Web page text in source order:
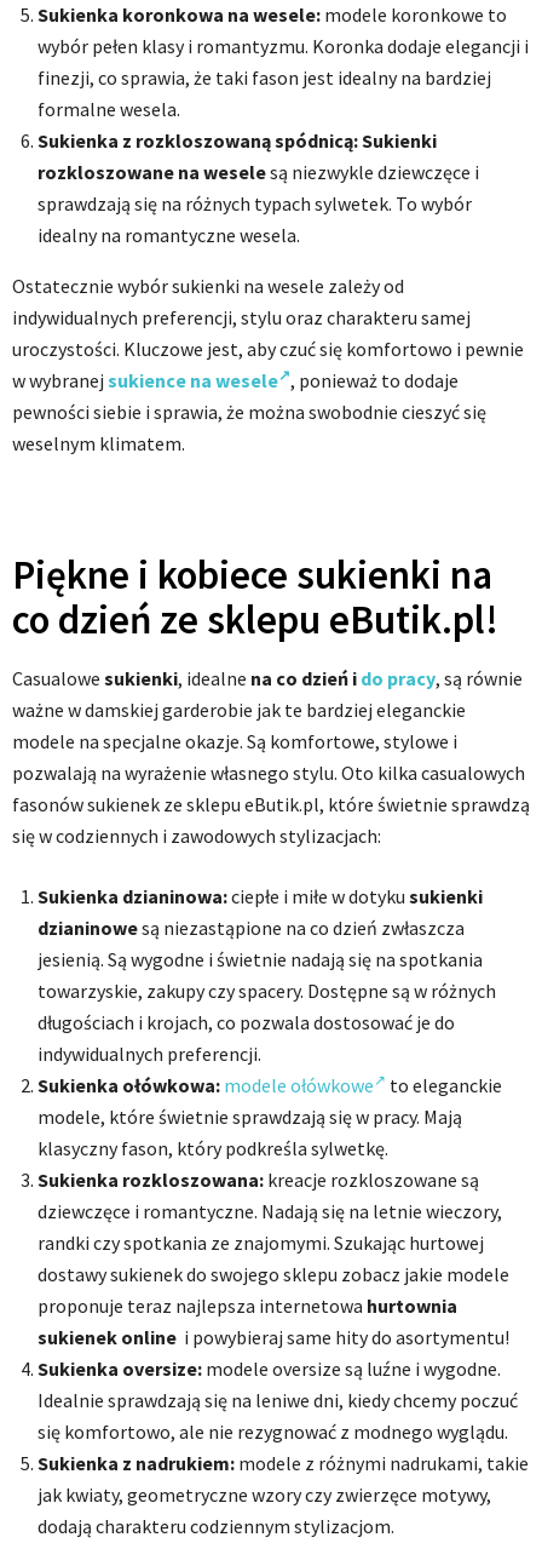
Sukienka koronkowa na wesele: modele koronkowe to
wybór pełen klasy i romantyzmu. Koronka dodaje elegancji i
finezji, co sprawia, że taki fason jest idealny na bardziej
formalne wesela.
Sukienka z rozkloszowaną spódnicą:Sukienki
rozkloszowane na weselesą niezwykle dziewczęce i
sprawdzają się na różnych typach sylwetek. To wybór
idealny na romantyczne wesela.
Ostatecznie wybór sukienki na wesele zależy od
indywidualnych preferencji, stylu oraz charakteru samej
uroczystości. Kluczowe jest, aby czuć się komfortowo i pewnie
w wybranej sukience na wesele , ponieważ to dodaje
pewności siebie i sprawia, że można swobodnie cieszyć się
weselnym klimatem.
Piękne i kobiece sukienki na
co dzień ze sklepu eButik.pl!
Casualowe sukienki, idealne na co dzień i do pracy, są równie
ważne w damskiej garderobie jak te bardziej eleganckie
modele na specjalne okazje. Są komfortowe, stylowe i
pozwalają na wyrażenie własnego stylu. Oto kilka casualowych
fasonów sukienek ze sklepu eButik.pl, które świetnie sprawdzą
się w codziennych i zawodowych stylizacjach:
Sukienka dzianinowa:ciepłe i miłe w dotyku sukienki
dzianinowesą niezastąpione na co dzień zwłaszcza
jesienią. Są wygodne i świetnie nadają się na spotkania
towarzyskie, zakupy czy spacery. Dostępne są w różnych
długościach i krojach, co pozwala dostosować je do
indywidualnych preferencji.
Sukienka ołówkowa: modele ołówkowe
to eleganckie
modele, które świetnie sprawdzają się w pracy. Mają
klasyczny fason, który podkreśla sylwetkę.
Sukienka rozkloszowana: kreacje rozkloszowane są
dziewczęce i romantyczne. Nadają się na letnie wieczory,
randki czy spotkania ze znajomymi. Szukając hurtowej
dostawy sukienek do swojego sklepu zobacz jakie modele
proponuje teraz najlepsza internetowa hurtownia
sukienek online i powybieraj same hity do asortymentu!
Sukienka oversize: modele oversize są luźne i wygodne.
Idealnie sprawdzają się na leniwe dni, kiedy chcemy poczuć
się komfortowo, ale nie rezygnować z modnego wyglądu.
Sukienka z nadrukiem: modele z różnymi nadrukami, takie
jak kwiaty, geometryczne wzory czy zwierzęce motywy,
dodają charakteru codziennym stylizacjom.